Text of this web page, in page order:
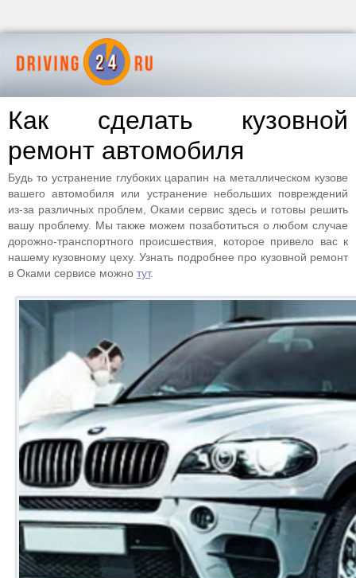
Как сделать кузовной
ремонт автомобиля
Будь то устранение глубоких царапин на металлическом кузове
вашего автомобиля или устранение небольших повреждений
из-за различных проблем, Оками сервис здесь и готовы решить
вашу проблему. Мы также можем позаботиться о любом случае
дорожно-транспортного происшествия, которое привело вас к
нашему кузовному цеху. Узнать подробнее про кузовной ремонт
в Оками сервисе можно тут.